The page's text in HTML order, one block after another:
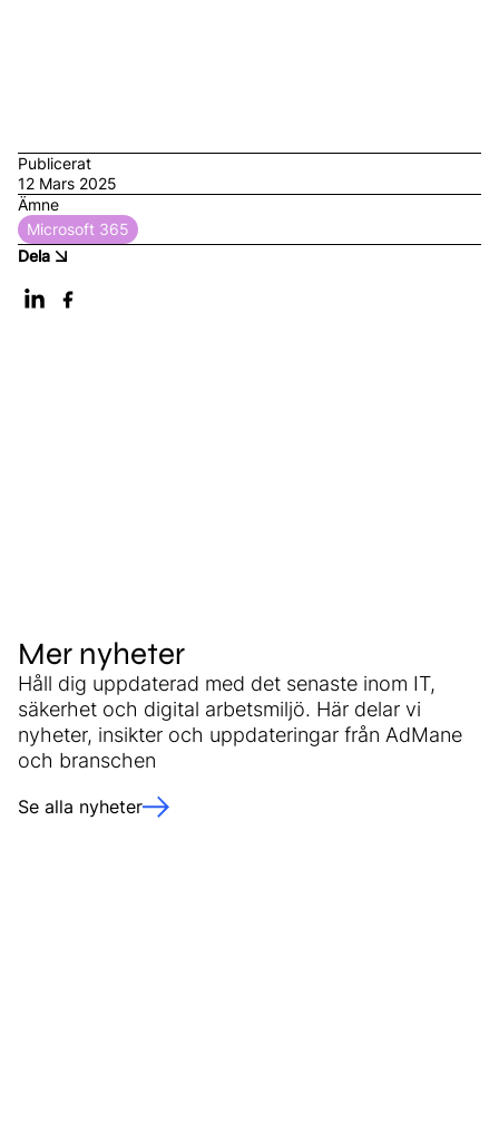
Publicerat
12 Mars 2025
Ämne
Microsoft 365
Dela
Mer nyheter
Håll dig uppdaterad med det senaste inom IT,
säkerhet och digital arbetsmiljö. Här delar vi
nyheter, insikter och uppdateringar från AdMane
och branschen
Se alla nyheter